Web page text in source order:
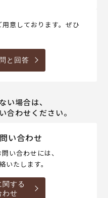
意しております。ぜひ
と回答
い場合は、
合わせください。
い合わせ
い合わせには、
いたします。
する
わせ